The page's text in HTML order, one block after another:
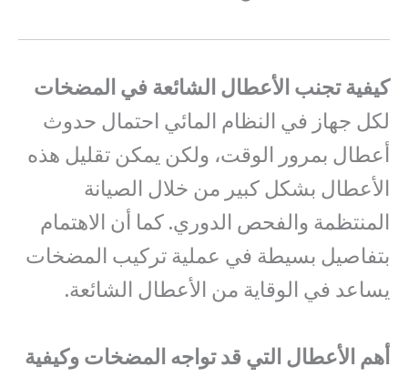
كيفية تجنب الأعطال الشائعة في المضخات
لكل جهاز في النظام المائي احتمال حدوث
أعطال بمرور الوقت، ولكن يمكن تقليل هذه
الأعطال بشكل كبير من خلال الصيانة
المنتظمة والفحص الدوري. كما أن الاهتمام
بتفاصيل بسيطة في عملية تركيب المضخات
يساعد في الوقاية من الأعطال الشائعة.
أهم الأعطال التي قد تواجه المضخات وكيفية